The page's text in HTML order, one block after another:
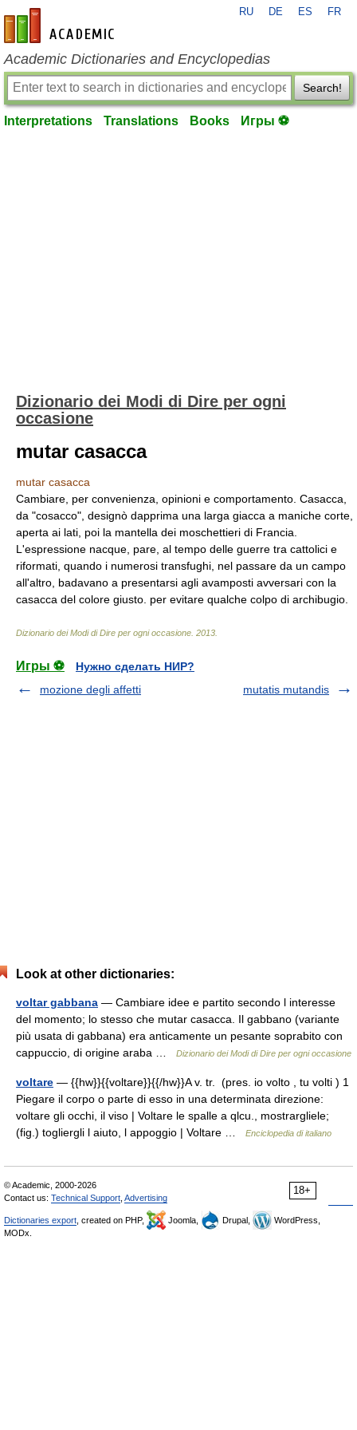
en-academic.com
RU DE ES FR
Academic Dictionaries and Encyclopedias
Search!
Interpretations Translations Books Игры ⚽
Dizionario dei Modi di Dire per ogni
occasione
mutar casacca
mutar casacca
Cambiare, per convenienza, opinioni e comportamento. Casacca,
da "cosacco", designò dapprima una larga giacca a maniche corte,
aperta ai lati, poi la mantella dei moschettieri di Francia.
L'espressione nacque, pare, al tempo delle guerre tra cattolici e
riformati, quando i numerosi transfughi, nel passare da un campo
all'altro, badavano a presentarsi agli avamposti avversari con la
casacca del colore giusto. per evitare qualche colpo di archibugio.
Dizionario dei Modi di Dire per ogni occasione 2013
Игры ⚽
Нужно сделать НИР?
mozione degli affetti
mutatis mutandis
Look at other dictionaries:
voltar gabbana — Cambiare idee e partito secondo l interesse
del momento; lo stesso che mutar casacca. Il gabbano (variante
più usata di gabbana) era anticamente un pesante soprabito con
cappuccio, di origine araba …
Dizionario dei Modi di Dire per ogni occasione
voltare — {{hw}}{{voltare}}{{/hw}}A v. tr. (pres. io volto , tu volti ) 1
Piegare il corpo o parte di esso in una determinata direzione:
voltare gli occhi, il viso | Voltare le spalle a qlcu., mostrargliele;
(fig.) togliergli l aiuto, l appoggio | Voltare …
Enciclopedia di italiano
18+
© Academic, 2000-2026
Contact us: Technical Support Advertising
Dictionaries export , created on PHP, Joomla, Drupal,
WordPress,
MODx.